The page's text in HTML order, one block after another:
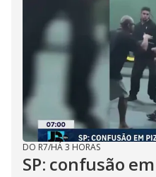
DO R7/HÁ 3 HORAS
SP: confusão